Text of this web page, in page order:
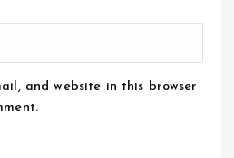
and website in this browser